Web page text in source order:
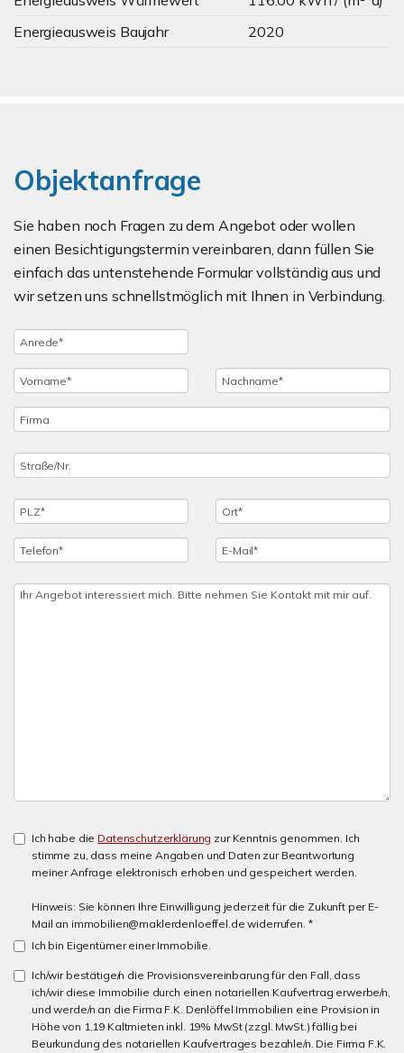
Energieausweis Baujahr
2020
Objektanfrage
Sie haben noch Fragen zu dem Angebot oder wollen
einen Besichtigungstermin vereinbaren, dann füllen Sie
einfach das untenstehende Formular vollständig aus und
wir setzen uns schnellstmöglich mit Ihnen in Verbindung.
Ich habe die Datenschutzerklärung zur Kenntnis genommen. Ich
stimme zu, dass meine Angaben und Daten zur Beantwortung
meiner Anfrage elektronisch erhoben und gespeichert werden.
Hinweis: Sie können Ihre Einwilligung jederzeit für die Zukunft per E-
Mail an immobilien@maklerdenloeffel.de widerrufen. *
Ich bin Eigentümer einer Immobilie.
Ich/wir bestätige/n die Provisionsvereinbarung für den Fall, dass
ich/wir diese Immobilie durch einen notariellen Kaufvertrag erwerbe/n,
und werde/n an die Firma F.K. Denlöffel Immobilien eine Provision in
Höhe von 1,19 Kaltmieten inkl. 19% MwSt (zzgl. MwSt.) fällig bei
Beurkundung des notariellen Kaufvertrages bezahle/n. Die Firma F.K.